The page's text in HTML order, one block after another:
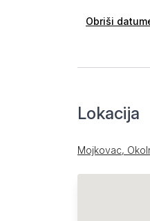
Obriši
Lokacija
Mojkovac,